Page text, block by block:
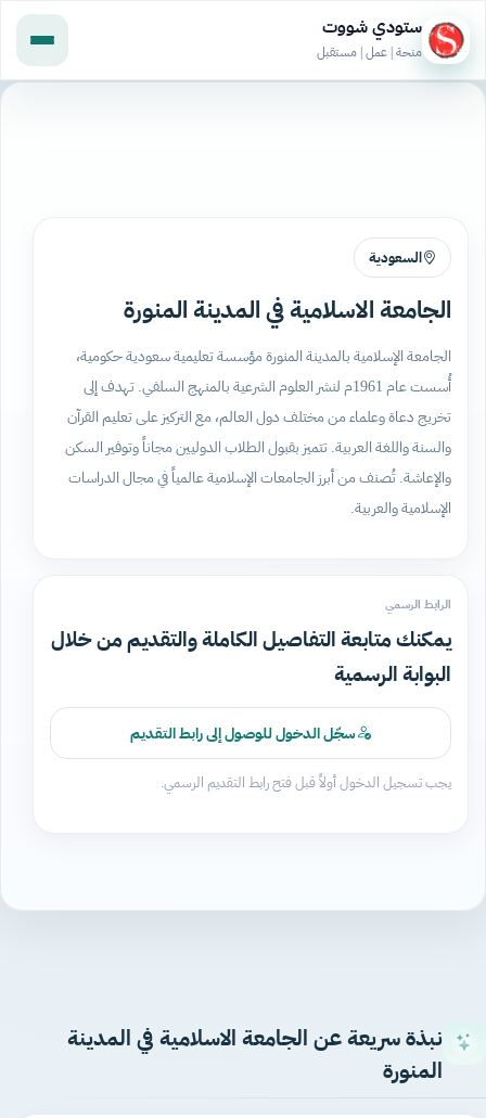
ستودي شووت
منحة | عمل | مستقبل
السعودية
الجامعة الاسلامية في المدينة المنورة
الجامعة الإسلامية بالمدينة المنورة مؤسسة تعليمية سعودية حكومية،
أُسست عام 1961م لنشر العلوم الشرعية بالمنهج السلفي. تهدف إلى
تخريج دعاة وعلماء من مختلف دول العالم، مع التركيز على تعليم القرآن
والسنة واللغة العربية. تتميز بقبول الطلاب الدوليين مجاناً وتوفير السكن
والإعاشة. تُصنف من أبرز الجامعات الإسلامية عالمياً في مجال الدراسات
الإسلامية والعربية.
الرابط الرسمي
يمكنك متابعة التفاصيل الكاملة والتقديم من خلال
البوابة الرسمية
سجّل الدخول للوصول إلى رابط التقديم
يجب تسجيل الدخول أولاً قبل فتح رابط التقديم الرسمي.
نبذة سريعة عن الجامعة الاسلامية في المدينة
المنورة